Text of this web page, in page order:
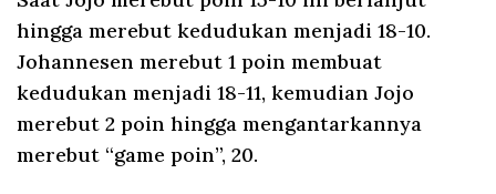
hingga merebut kedudukan menjadi 18-10.
Johannesen merebut 1 poin membuat
kedudukan menjadi 18-11, kemudian Jojo
merebut 2 poin hingga mengantarkannya
merebut “game poin”, 20.